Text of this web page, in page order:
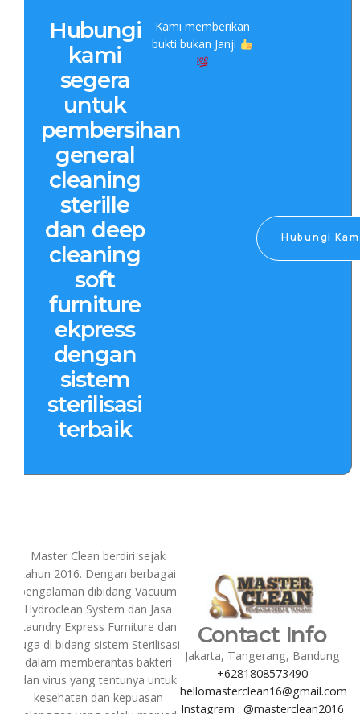
Hubungi
kami
segera
untuk
pembersihan
general
cleaning
sterille
dan deep
cleaning
soft
furniture
ekpress
dengan
sistem
sterilisasi
terbaik
Kami memberikan
bukti bukan Janji
Hubungi
Contact Info
Jakarta, Tangerang, Bandung
+6281808573490
hellomasterclean16@gmail.com
Instagram : @masterclean2016
Master Clean berdiri sejak
tahun 2016. Dengan berbagai
pengalaman dibidang Vacuum
Hydroclean System dan Jasa
Laundry Express Furniture dan
juga di bidang sistem Sterilisasi
dalam memberantas bakteri
dan virus yang tentunya untuk
kesehatan dan kepuasan